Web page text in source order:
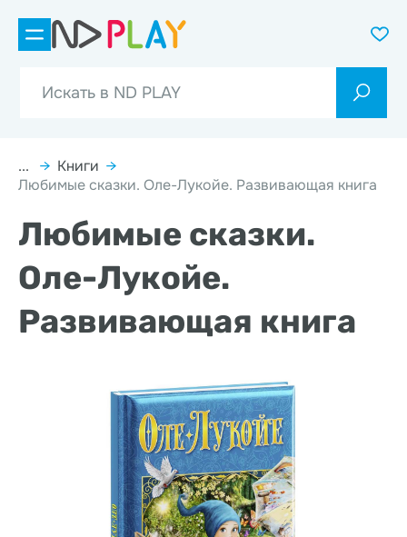
... → Книги →
Любимые сказки. Оле-Лукойе. Развивающая книга
Любимые сказки.
Оле-Лукойе.
Развивающая книга